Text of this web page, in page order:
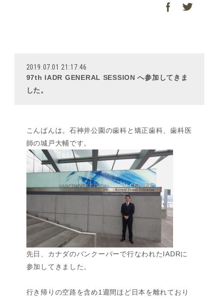
2019.07.01 21:17:46
97th IADR GENERAL SESSION へ参加してきま
した。
こんばんは。石神井公園の歯科と矯正歯科、歯科医
師の城戸大輔です。
先日、カナダのバンクーバーで行なわれたIADRに
参加してきました。
行き帰りの空路を含め1週間ほど日本を離れており